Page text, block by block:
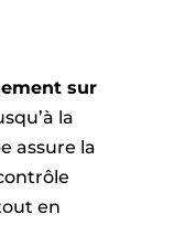
sur
la
assure la
en